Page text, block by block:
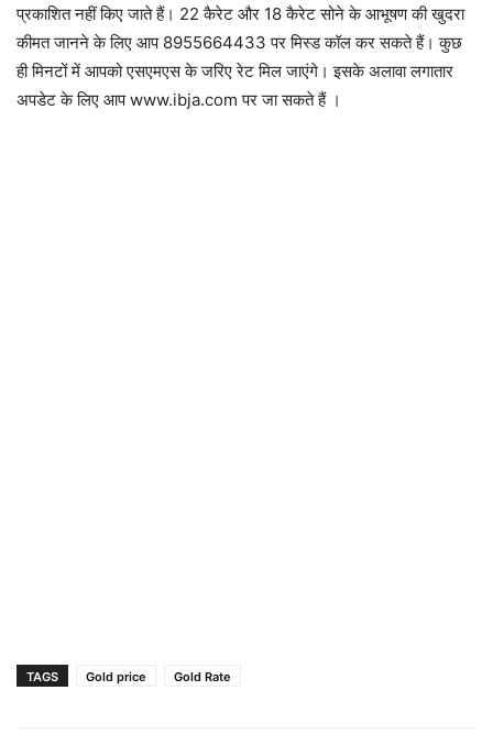
प्रकाशित नहीं किए जाते हैं। 22 कैरेट और 18 कैरेट सोने के आभूषण की खुदरा
कीमत जानने के लिए आप 8955664433 पर मिस्ड कॉल कर सकते हैं। कुछ
ही मिनटों में आपको एसएमएस के जरिए रेट मिल जाएंगे। इसके अलावा लगातार
अपडेट के लिए आप www.ibja.com पर जा सकते हैं ।
TAGS Gold price Gold Rate